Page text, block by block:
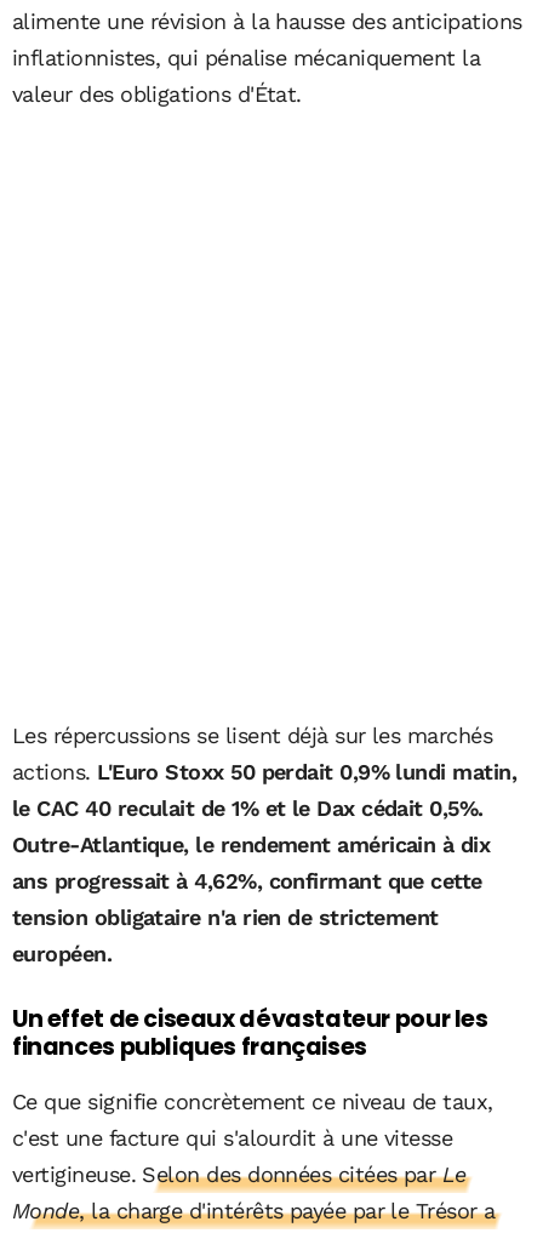
alimente une révision à la hausse des anticipations
inflationnistes, qui pénalise mécaniquement la
valeur des obligations d'État.
Les répercussions se lisent déjà sur les marchés
actions. L'Euro Stoxx 50 perdait 0,9% lundi matin,
le CAC 40 reculait de 1% et le Dax cédait 0,5%.
Outre-Atlantique, le rendement américain à dix
ans progressait à 4,62%, confirmant que cette
tension obligataire n'a rien de strictement
européen.
Un effet de ciseaux dévastateur pour les
finances publiques françaises
Ce que signifie concrètement ce niveau de taux,
c'est une facture qui s'alourdit à une vitesse
vertigineuse.Selon des données citées parLe
Monde, la charge d'intérêts payée par le Trésor a